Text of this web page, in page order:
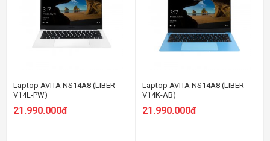
Laptop AVITA NS14A8 (LIBER
V14L-PW)
21.990.000đ
Laptop AVITA NS14A8 (LIBER
V14K-AB)
21.990.000đ